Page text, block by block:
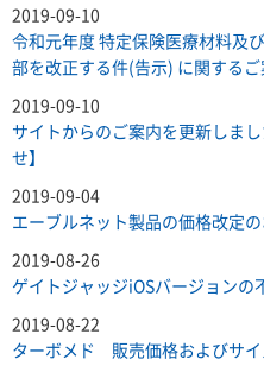
2019-09-10
令和元年度 特定保険医療材料及
部を改正する件(告示) に関する
2019-09-10
サイトからのご案内を更新しま
せ】
2019-09-04
エーブルネット製品の価格改定
2019-08-26
ゲイトジャッジiOSバージョンの
2019-08-22
ターボメド 販売価格およびサ